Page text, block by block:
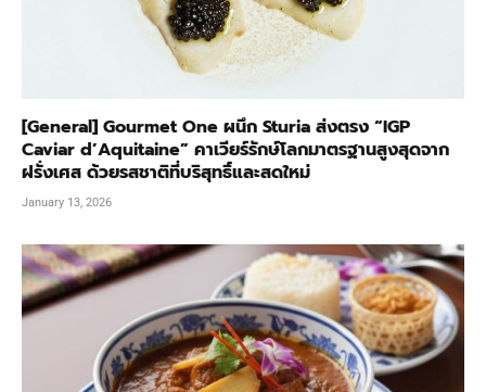
[General] Gourmet One ผนึก Sturia ส่งตรง “IGP
Caviar d’Aquitaine” คาเวียร์รักษ์โลกมาตรฐานสูงสุดจาก
ฝรั่งเศส ด้วยรสชาติที่บริสุทธิ์และสดใหม่
January 13, 2026